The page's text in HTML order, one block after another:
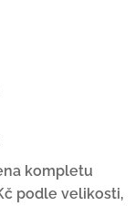
kompletu
podle velikosti,